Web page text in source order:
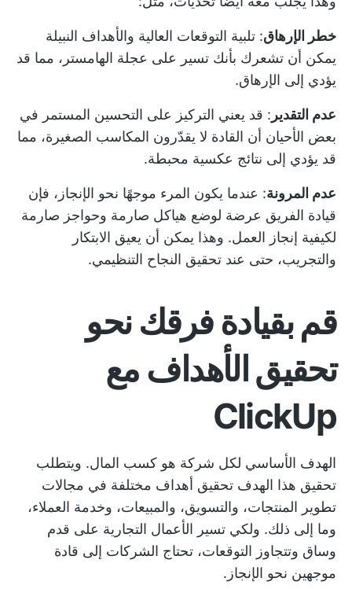
خطر الإرهاق: تلبية التوقعات العالية والأهداف النبيلة
يمكن أن تشعرك بأنك تسير على عجلة الهامستر، مما قد
يؤدي إلى الإرهاق.
عدم التقدير : قد يعني التركيز على التحسين المستمر في
بعض الأحيان أن القادة لا يقدّرون المكاسب الصغيرة، مما
قد يؤدي إلى نتائج عكسية محبطة.
عدم المرونة: عندما يكون المرء موجهًا نحو الإنجاز، فإن
قيادة الفريق عرضة لوضع هياكل صارمة وحواجز صارمة
لكيفية إنجاز العمل. وهذا يمكن أن يعيق الابتكار
والتجريب، حتى عند تحقيق النجاح التنظيمي.
قم بقيادة فرقك نحو
تحقيق الأهداف مع
ClickUp
الهدف الأساسي لكل شركة هو كسب المال. ويتطلب
تحقيق هذا الهدف تحقيق أهداف مختلفة في مجالات
تطوير المنتجات، والتسويق، والمبيعات، وخدمة العملاء،
وما إلى ذلك. ولكي تسير الأعمال التجارية على قدم
وساق وتتجاوز التوقعات، تحتاج الشركات إلى قادة
موجهين نحو الإنجاز.